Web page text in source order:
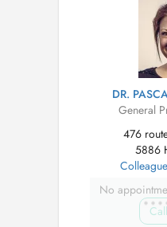
DR.
General
476
5886
No